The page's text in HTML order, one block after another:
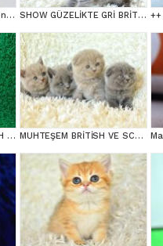
Asil duruşu ile black golden british shortair SHOW GÜZELİKTE GRİ BRİTİSH SHORTHAİR YAVRUMUZ
SÜT BEYAZ SİLVER BRTİSH SHORTHAİR NS1133 MUHTEŞEM BRİTİSH VE SCOTTİSH YAVRULAR